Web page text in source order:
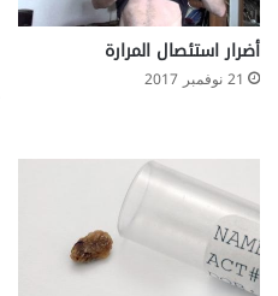
أضرار استئصال المرارة
21 نوفمبر 2017